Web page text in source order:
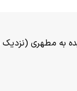
به مطهری (نزدیک